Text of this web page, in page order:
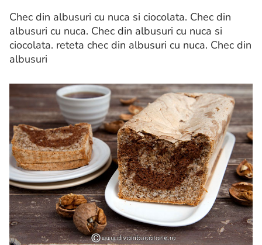
Chec din albusuri cu nuca si ciocolata. Chec din
albusuri cu nuca. Chec din albusuri cu nuca si
ciocolata. reteta chec din albusuri cu nuca. Chec din
albusuri